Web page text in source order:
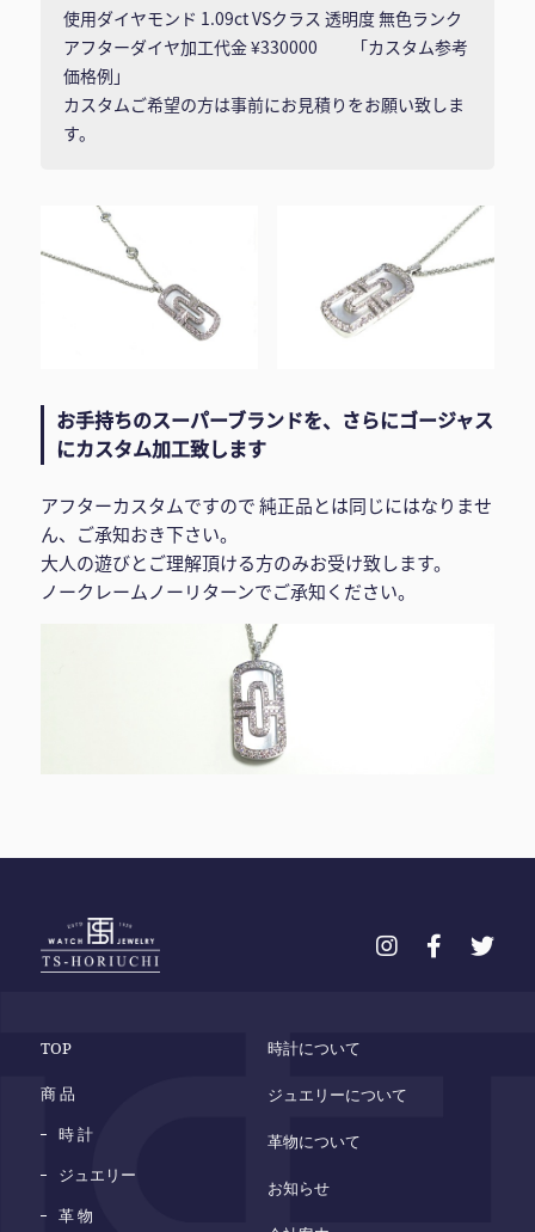
使用ダイヤモンド 1.09ct VSクラス 透明度 無色ランク
アフターダイヤ加工代金 ¥330000 「カスタム参考
価格例」
カスタムご希望の方は事前にお見積りをお願い致しま
す。
お手持ちのスーパーブランドを、さらにゴージャス
にカスタム加工致します
アフターカスタムですので 純正品とは同じにはなりませ
ん、ご承知おき下さい。
大人の遊びとご理解頂ける方のみお受け致します。
ノークレームノーリターンでご承知ください。
TOP
商 品
時 計
ジュエリー
革 物
時計について
ジュエリーについて
革物について
お知らせ